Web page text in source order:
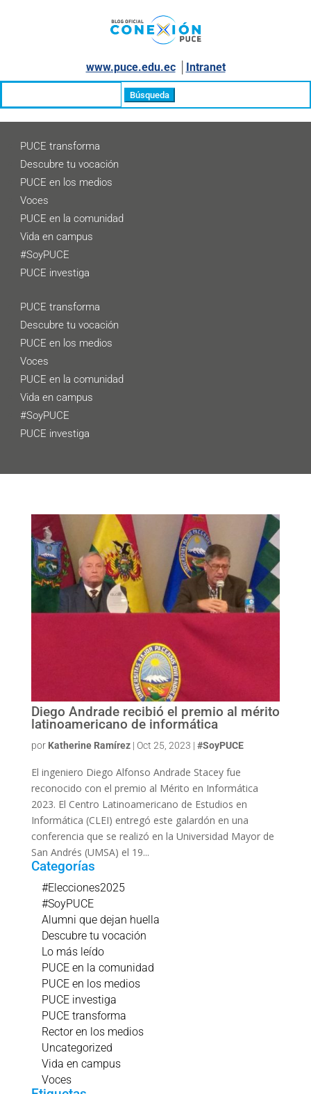
www.puce.edu.ec│ Intranet
PUCE transforma
Descubre tu vocación
PUCE en los medios
Voces
PUCE en la comunidad
Vida en campus
#SoyPUCE
PUCE investiga
PUCE transforma
Descubre tu vocación
PUCE en los medios
Voces
PUCE en la comunidad
Vida en campus
#SoyPUCE
PUCE investiga
Diego Andrade recibió el premio al mérito
latinoamericano de informática
por Katherine Ramírez| Oct 25, 2023 | #SoyPUCE
El ingeniero Diego Alfonso Andrade Stacey fue
reconocido con el premio al Mérito en Informática
2023. El Centro Latinoamericano de Estudios en
Informática (CLEI) entregó este galardón en una
conferencia que se realizó en la Universidad Mayor de
San Andrés (UMSA) el 19...
Categorías
#Elecciones2025
#SoyPUCE
Alumni que dejan huella
Descubre tu vocación
Lo más leído
PUCE en la comunidad
PUCE en los medios
PUCE investiga
PUCE transforma
Rector en los medios
Uncategorized
Vida en campus
Voces